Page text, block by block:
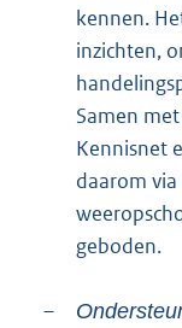
kennen.
inzichten,
Samen
Kennisnet
daarom
geboden.
–